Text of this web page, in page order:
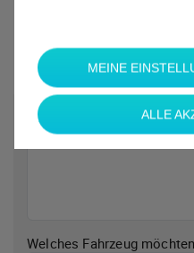
Welche Marke möchten
Welches Fahrzeug
MEINE
ALLE